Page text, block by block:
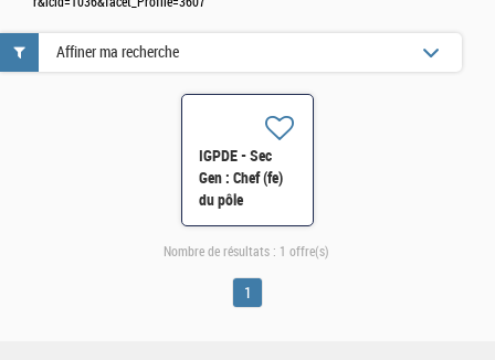
IGPDE - Sec
Gen : Chef (fe)
du pôle
"Synthèse et
communication"
Affiner ma recherche
Nombre de résultats : 1 offre(s)
1